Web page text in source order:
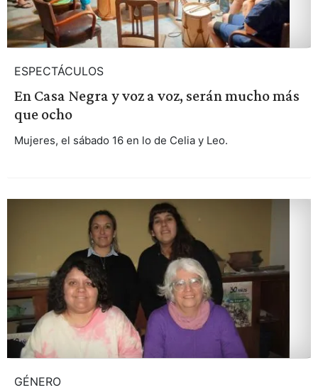
ESPECTÁCULOS
En Casa Negra y voz a voz, serán mucho más
que ocho
Mujeres, el sábado 16 en lo de Celia y Leo.
GÉNERO